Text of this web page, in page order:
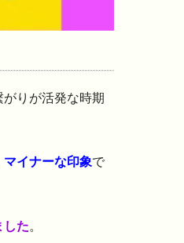
りが活発な時期
イナーな印象で
した。